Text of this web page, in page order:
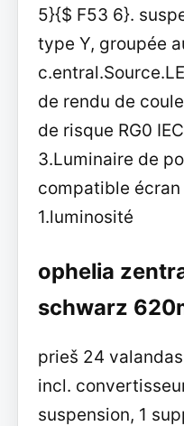
5}{$ F53 6}.
type Y, groupée
de rendu de
de risque RG0
3.Luminaire de
compatible écran
1.luminosité
ophelia
schwarz
prieš 24
incl.
suspension, 1